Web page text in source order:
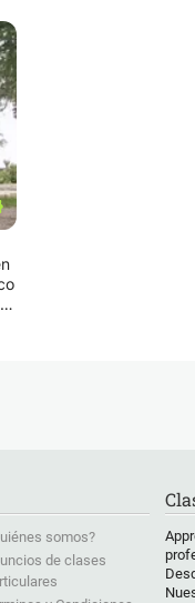
somos?
de clases